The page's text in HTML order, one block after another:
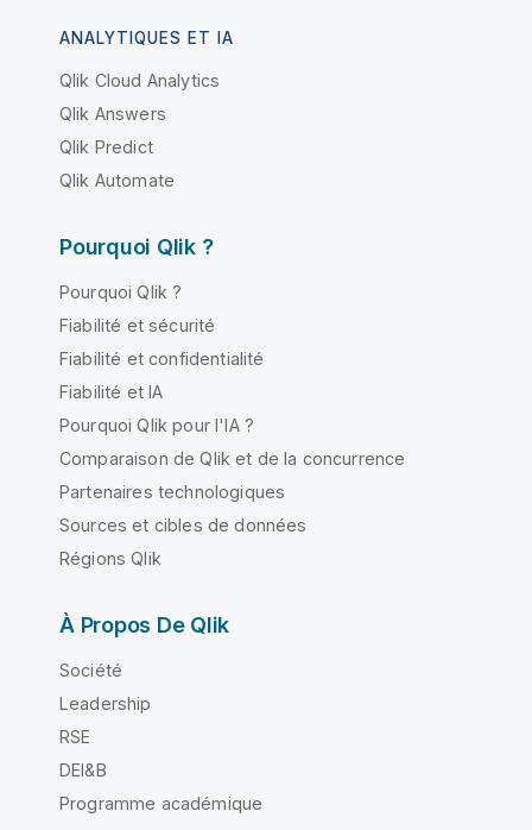
ANALYTIQUES ET IA
Qlik Cloud Analytics
Qlik Answers
Qlik Predict
Qlik Automate
Pourquoi Qlik ?
Pourquoi Qlik ?
Fiabilité et sécurité
Fiabilité et confidentialité
Fiabilité et IA
Pourquoi Qlik pour l'IA ?
Comparaison de Qlik et de la concurrence
Partenaires technologiques
Sources et cibles de données
Régions Qlik
À Propos De Qlik
Société
Leadership
RSE
DEI&B
Programme académique